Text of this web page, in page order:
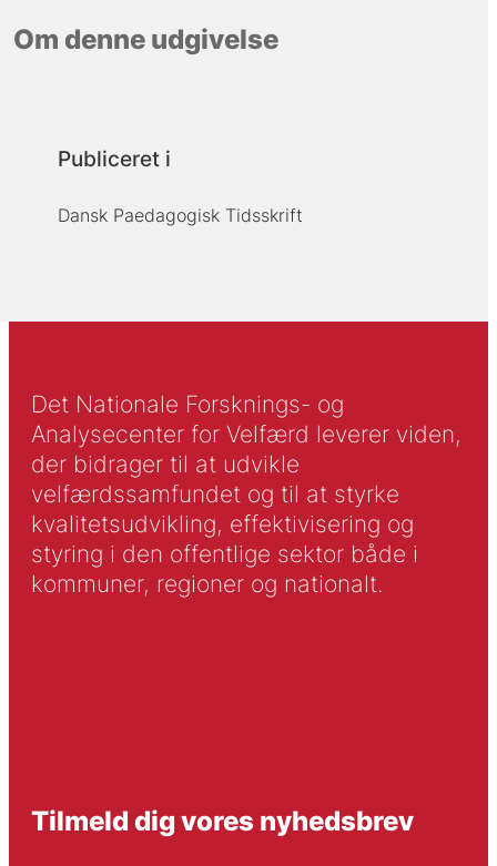
Om denne udgivelse
Publiceret i
Dansk Paedagogisk Tidsskrift
Det Nationale Forsknings- og
Analysecenter for Velfærd leverer viden,
der bidrager til at udvikle
velfærdssamfundet og til at styrke
kvalitetsudvikling, effektivisering og
styring i den offentlige sektor både i
kommuner, regioner og nationalt.
Tilmeld dig vores nyhedsbrev